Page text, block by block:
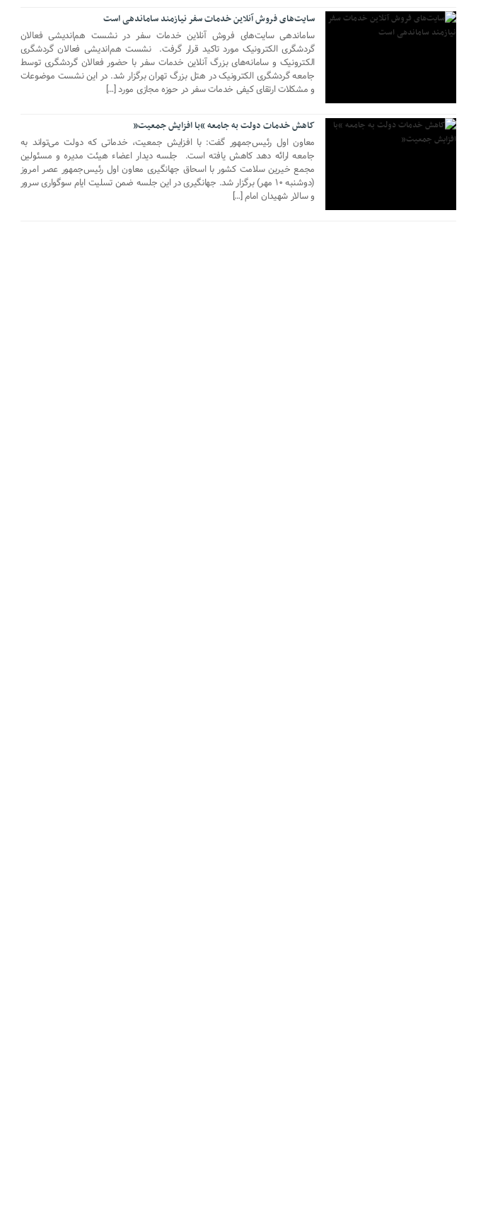
سایت‌های فروش آنلاین خدمات سفر نیازمند ساماندهی است
ساماندهی سایت‌های فروش آنلاین خدمات سفر در نشست هم‌اندیشی فعالان
گردشگری الکترونیک مورد تاکید قرار گرفت. نشست هم‌اندیشی فعالان گردشگری
الکترونیک و سامانه‌های بزرگ آنلاین خدمات سفر با حضور فعالان گردشگری توسط
جامعه گردشگری الکترونیک در هتل بزرگ تهران برگزار شد. در این نشست موضوعات
و مشکلات ارتقای کیفی خدمات سفر در حوزه مجازی مورد […]
کاهش خدمات دولت به جامعه “با افزایش جمعیت”
معاون اول رئیس‌جمهور گفت: با افزایش جمعیت، خدماتی که دولت می‌تواند به
جامعه ارائه دهد کاهش یافته است. جلسه دیدار اعضاء هیئت مدیره و مسئولین
مجمع خیرین سلامت کشور با اسحاق جهانگیری معاون اول رئیس‌جمهور عصر امروز
(دوشنبه ۱۰ مهر) برگزار شد. جهانگیری در این جلسه ضمن تسلیت ایام سوگواری سرور
و سالار شهیدان امام […]